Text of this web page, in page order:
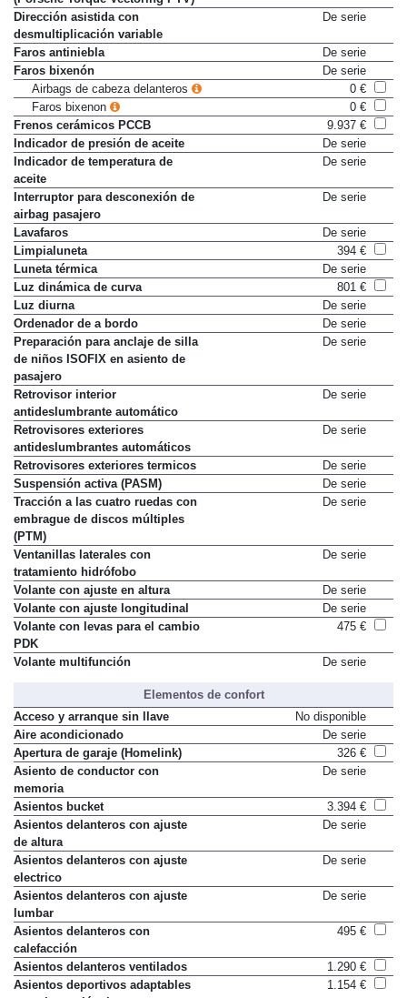
Dirección asistida con
desmultiplicación variable
De serie
Faros antiniebla
De serie
Faros bixenón
De serie
Airbags de cabeza delanteros
0 €
Faros bixenon
0 €
Frenos cerámicos PCCB
9.937 €
Indicador de presión de aceite
De serie
Indicador de temperatura de
aceite
De serie
Interruptor para desconexión de
airbag pasajero
De serie
Lavafaros
De serie
Limpialuneta
394 €
Luneta térmica
De serie
Luz dinámica de curva
801 €
Luz diurna
De serie
Ordenador de a bordo
De serie
Preparación para anclaje de silla
de niños ISOFIX en asiento de
pasajero
De serie
Retrovisor interior
antideslumbrante automático
De serie
Retrovisores exteriores
antideslumbrantes automáticos
De serie
Retrovisores exteriores termicos
De serie
Suspensión activa (PASM)
De serie
Tracción a las cuatro ruedas con
embrague de discos múltiples
(PTM)
De serie
Ventanillas laterales con
tratamiento hidrófobo
De serie
Volante con ajuste en altura
De serie
Volante con ajuste longitudinal
De serie
Volante con levas para el cambio
PDK
475 €
Volante multifunción De serie
Elementos de confort
Acceso y arranque sin llave
No disponible
Aire acondicionado
De serie
Apertura de garaje (Homelink)
326 €
Asiento de conductor con
memoria
De serie
Asientos bucket
3.394 €
Asientos delanteros con ajuste
de altura
De serie
Asientos delanteros con ajuste
electrico
De serie
Asientos delanteros con ajuste
lumbar
De serie
Asientos delanteros con
calefacción
495 €
Asientos delanteros ventilados
1.290 €
Asientos deportivos adaptables
1.154 €